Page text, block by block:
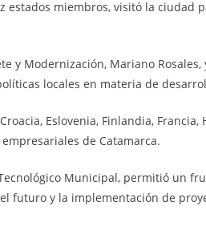
estados miembros, visitó la ciudad
Modernización, Mariano
locales en materia de
Eslovenia, Finlandia,
de Catamarca.
Municipal, permitió un
futuro y la implementación de